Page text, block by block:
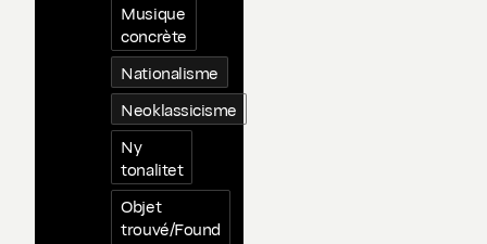
Musique
concrète
Nationalisme
Neoklassicisme
Ny
tonalitet
Objet
trouvé/Found